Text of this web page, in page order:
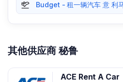
Budget - 租一辆汽车 意 利
其他供应商 秘鲁
ACE Rent A Car